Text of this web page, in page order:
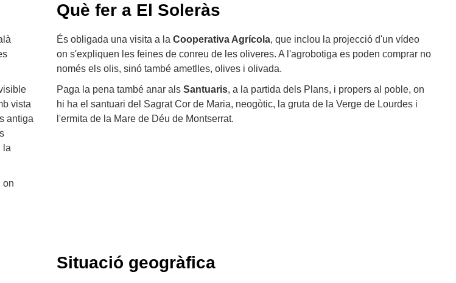
vista
antiga
la
on
Què fer a El Soleràs
És obligada una visita a la Cooperativa Agrícola, que inclou la projecció d'un vídeo
on s'expliquen les feines de conreu de les oliveres. A l'agrobotiga es poden comprar no
només els olis, sinó també ametlles, olives i olivada.
Paga la pena també anar als Santuaris, a la partida dels Plans, i propers al poble, on
hi ha el santuari del Sagrat Cor de Maria, neogòtic, la gruta de la Verge de Lourdes i
l'ermita de la Mare de Déu de Montserrat.
Situació geogràfica